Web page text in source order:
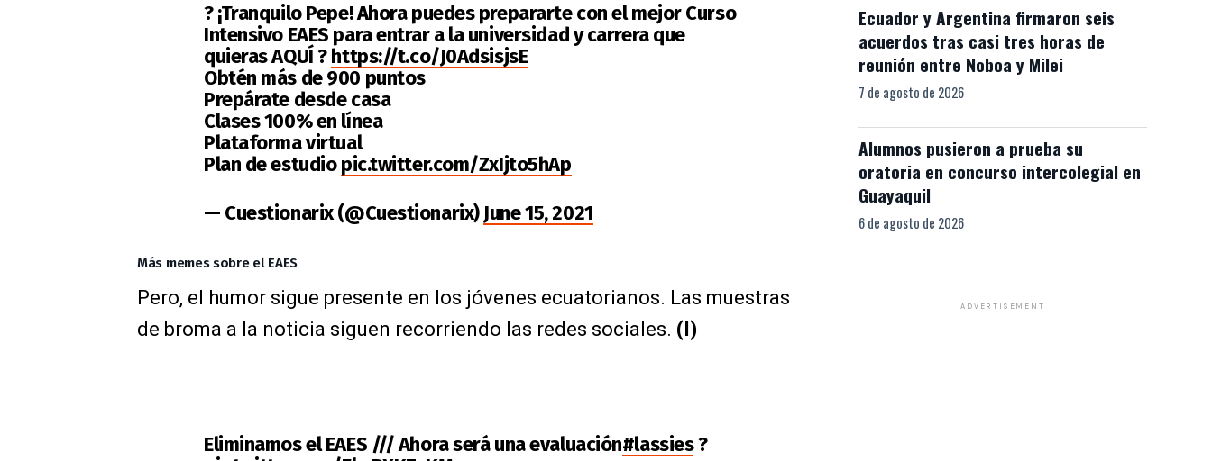
? ¡Tranquilo Pepe! Ahora puedes prepararte con el mejor Curso
Intensivo EAES para entrar a la universidad y carrera que
quieras AQUÍ ?https://t.co/J0AdsisjsE
Obtén más de 900 puntos
Prepárate desde casa
Clases 100% en línea
Plataforma virtual
Plan de estudiopic.twitter.com/ZxIjto5hAp
— Cuestionarix (@Cuestionarix)June 15, 2021
Más memes sobre el EAES
Pero, el humor sigue presente en los jóvenes ecuatorianos. Las muestras
de broma a la noticia siguen recorriendo las redes sociales. (I)
Eliminamos el EAES /// Ahora será una evaluación#lassies?
Ecuador y Argentina firmaron seis
acuerdos tras casi tres horas de
reunión entre Noboa y Milei
7 de agosto de 2026
Alumnos pusieron a prueba su
oratoria en concurso intercolegial en
Guayaquil
6 de agosto de 2026
ADVERTISEMENT